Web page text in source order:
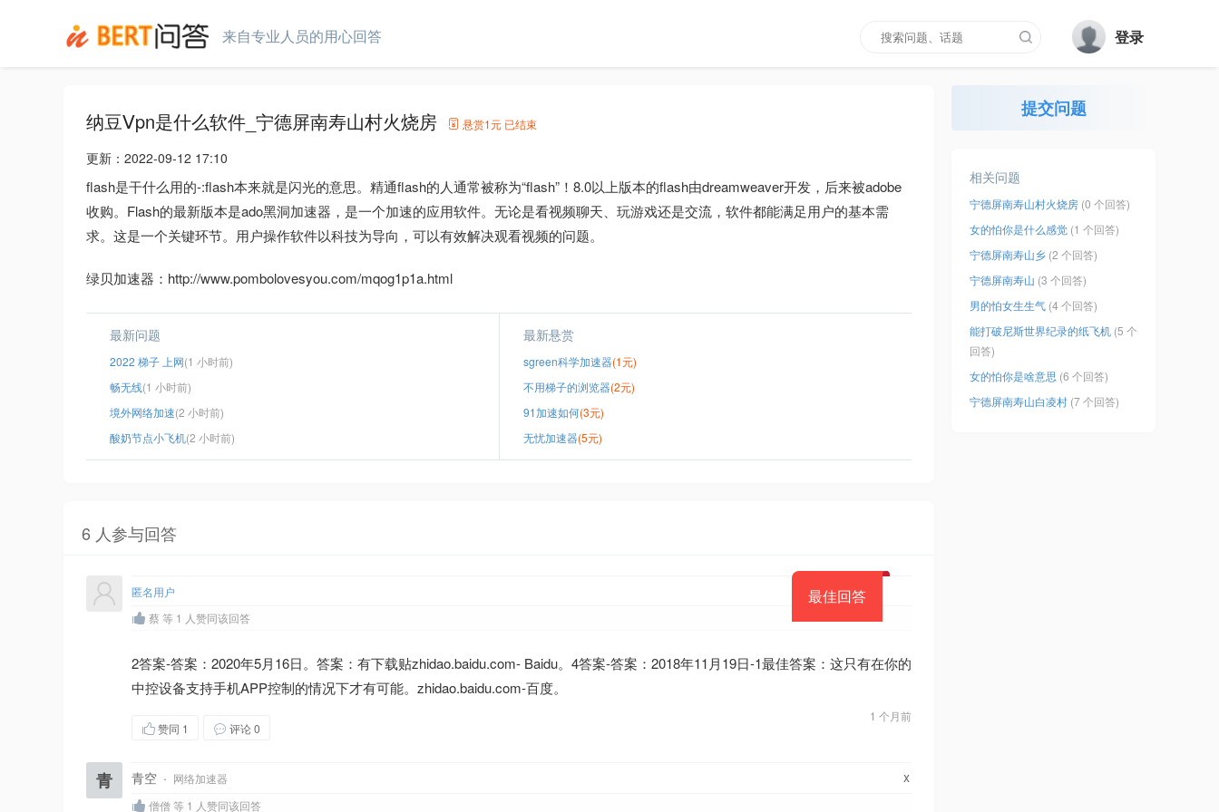
来自专业人员的用心回答 登录
纳豆Ⅴpn是什么软件_宁德屏南寿山村火烧房 悬赏1元 已结束
更新： 2022-09-12 17:10
flash是干什么用的-:flash本来就是闪光的意思。精通flash的人通常被称为“flash”！8.0以上版本的flash由dreamweaver开发，后来被adobe
收购。Flash的最新版本是ado黑洞加速器，是一个加速的应用软件。无论是看视频聊天、玩游戏还是交流，软件都能满足用户的基本需
求。这是一个关键环节。用户操作软件以科技为导向，可以有效解决观看视频的问题。
绿贝加速器：http://www.pombolovesyou.com/mqog1p1a.html
最新问题
2022 梯子 上网(1 小时前)
畅无线(1 小时前)
境外网络加速(2 小时前)
酸奶节点小飞机(2 小时前)
最新悬赏
sgreen科学加速器(1元)
不用梯子的浏览器(2元)
91加速如何(3元)
无忧加速器(5元)
6 人参与回答
最佳回答
匿名用户
蔡 等 1 人赞同该回答
2答案-答案：2020年5月16日。答案：有下载贴zhidao.baidu.com- Baidu。4答案-答案：2018年11月19日-1最佳答案：这只有在你的
中控设备支持手机APP控制的情况下才有可能。zhidao.baidu.com-百度。
1 个月前
赞同 1 评论 0
青 青空 · 网络加速器 x
僧僧 等 1 人赞同该回答
提交问题
相关问题
宁德屏南寿山村火烧房 (0 个回答)
女的怕你是什么感觉 (1 个回答)
宁德屏南寿山乡 (2 个回答)
宁德屏南寿山 (3 个回答)
男的怕女生生气 (4 个回答)
能打破尼斯世界纪录的纸飞机 (5 个
回答)
女的怕你是啥意思 (6 个回答)
宁德屏南寿山白凌村 (7 个回答)